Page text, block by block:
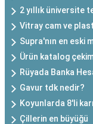
2 yıllık üniversite
Vitray cam ve
Supra'nın en eski
Ürün katalog
Rüyada Banka
Gavur tdk nedir?
Koyunlarda 8'li
Çillerin en büyüğü